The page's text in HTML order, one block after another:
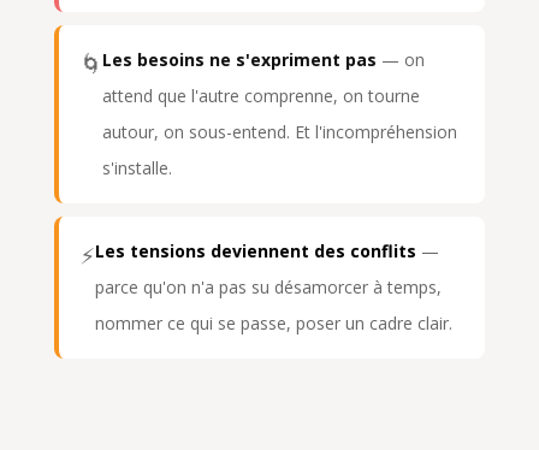
🌀 Les besoins ne s'expriment pas — on
attend que l'autre comprenne, on tourne
autour, on sous-entend. Et l'incompréhension
s'installe.
⚡Les tensions deviennent des conflits —
parce qu'on n'a pas su désamorcer à temps,
nommer ce qui se passe, poser un cadre clair.